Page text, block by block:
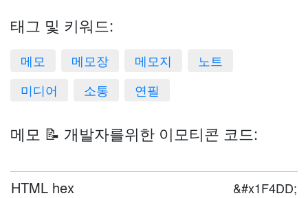
태그 및 키워드:
메모 메모장 메모지
노트
미디어
소통 연필
메모 📝 개발자를위한 이모티콘 코드:
HTML hex &#x1F4DD;